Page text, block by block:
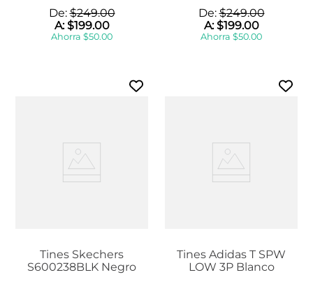
De:$249.00
A:$199.00
Ahorra $50.00
De:$249.00
A:$199.00
Ahorra $50.00
Tines Skechers
S600238BLK Negro
Tines Adidas T SPW
LOW 3P Blanco